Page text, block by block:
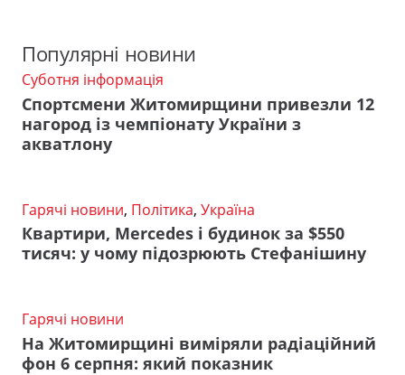
Популярні новини
Суботня інформація
Спортсмени Житомирщини привезли 12
нагород із чемпіонату України з
акватлону
Гарячі новини, Політика, Україна
Квартири, Mercedes і будинок за $550
тисяч: у чому підозрюють Стефанішину
Гарячі новини
На Житомирщині виміряли радіаційний
фон 6 серпня: який показник